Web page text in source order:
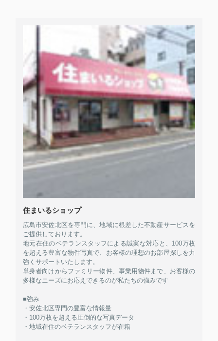
住まいるショップ
広島市安佐北区を専門に、地域に根差した不動産サービスを
ご提供しております。
地元在住のベテランスタッフによる誠実な対応と、100万枚
を超える豊富な物件写真で、お客様の理想のお部屋探しを力
強くサポートいたします。
単身者向けからファミリー物件、事業用物件まで、お客様の
多様なニーズにお応えできるのが私たちの強みです
■強み
・安佐北区専門の豊富な情報量
・100万枚を超える圧倒的な写真データ
・地域在住のベテランスタッフが在籍